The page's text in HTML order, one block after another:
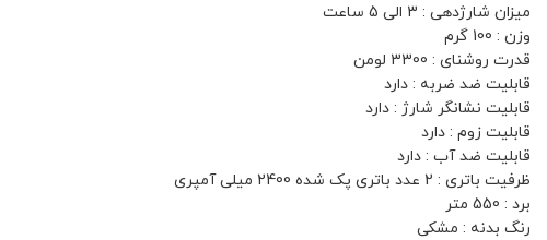
میزان شارژدهی : 3 الی 5 ساعت
وزن : 100 گرم
قدرت روشنای : 3300 لومن
قابلیت ضد ضربه : دارد
قابلیت نشانگر شارژ : دارد
قابلیت زوم : دارد
قابلیت ضد آب : دارد
ظرفیت باتری : 2 عدد باتری پک شده 2400 میلی آمپری
برد : 550 متر
رنگ بدنه : مشکی